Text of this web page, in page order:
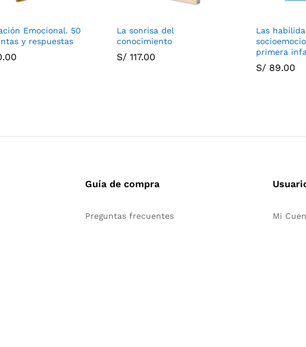
Emocional. 50
y respuestas
La sonrisa del
conocimiento
S/ 117.00
Las
primera
S/ 89.00
Guía de compra
Preguntas frecuentes Mi